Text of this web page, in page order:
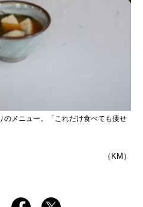
のメニュー。「これだけ食べても痩せ
（KM）